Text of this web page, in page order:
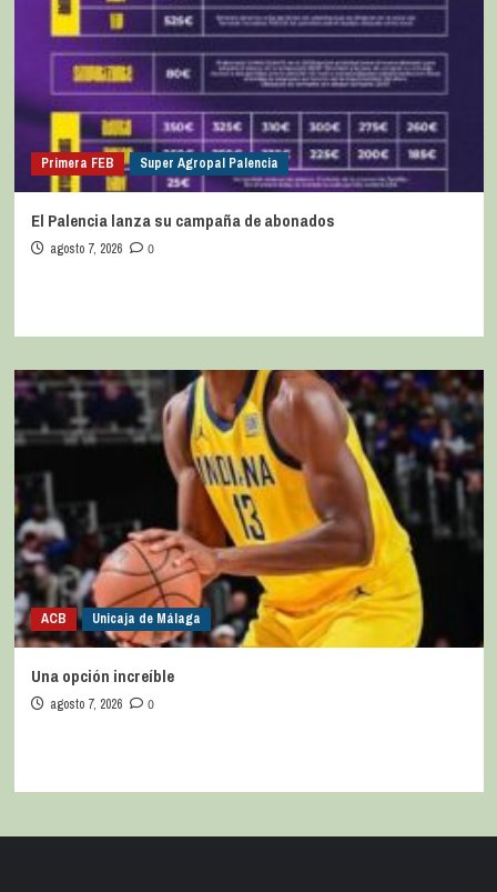
Primera FEB Super Agropal Palencia
El Palencia lanza su campaña de abonados
agosto 7, 2026 0
ACB Unicaja de Málaga
Una opción increíble
agosto 7, 2026 0